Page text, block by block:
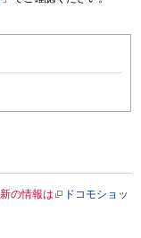
の情報は
ドコモショッ